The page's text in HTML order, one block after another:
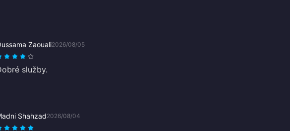
Zaouali2026/08/05
služby.
Shahzad2026/08/04